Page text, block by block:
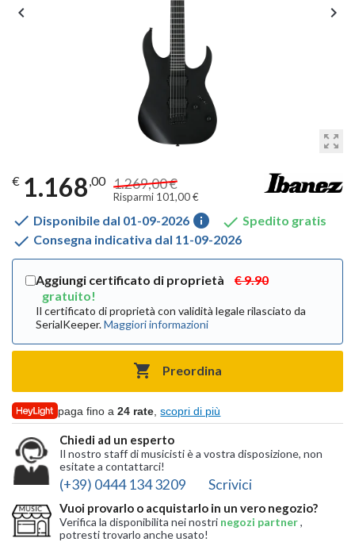
zoom_out_map
 
€ 1.168,00 1.269,00 €
Risparmi 101,00 €
 Disponibile dal 01-09-2026 info  Spedito gratis
 Consegna indicativa dal 11-09-2026
Aggiungi certificato di proprietà
€ 9.90
gratuito!
Il certificato di proprietà con validità legale rilasciato da
SerialKeeper.Maggiori informazioni
 Preordina
paga fino a24 rate ,scopri di più
Chiedi ad un esperto
Il nostro staff di musicisti è a vostra disposizione, non
esitate a contattarci!
(+39) 0444 134 3209 Scrivici
Vuoi provarlo o acquistarlo in un vero negozio?
Verifica la disponibilita nei nostri negozi partner,
potresti trovarlo anche usato!